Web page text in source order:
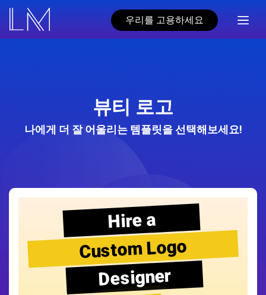
우리를 고용하세요
뷰티 로고
나에게 더 잘 어울리는 템플릿을 선택해보세요!
Hire a
Custom Logo
Designer